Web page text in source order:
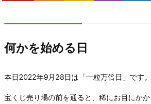
何かを始める日
本日2022年9月28日は「一粒万倍日」です。
宝くじ売り場の前を通ると、稀にお目にか